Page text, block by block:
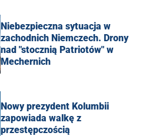
Niebezpieczna sytuacja w
zachodnich Niemczech. Drony
nad "stocznią Patriotów" w
Mechernich
Nowy prezydent Kolumbii
zapowiada walkę z
przestępczością